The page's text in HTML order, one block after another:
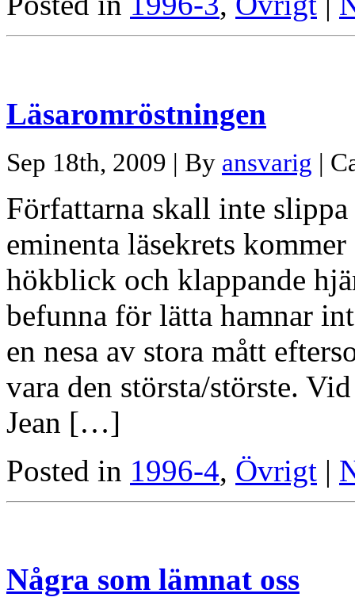
Läsaromröstningen
Sep 18th, 2009 | By ansvarig |
Författarna skall inte
eminenta läsekrets
hökblick och klappande
befunna för lätta hamnar
en nesa av stora mått
vara den största/störste.
Jean […]
Posted in 1996-4, Övrigt |
Några som lämnat oss